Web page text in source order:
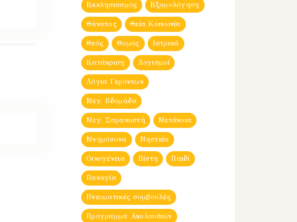
Εκκλησιασμός Εξομολόγηση
Θάνατος Θεία Κοινωνία
Θεός Θυμός Ιατρικά
Κατάκριση Λογισμοί
Λόγια Γερόντων
Μεγ. Βδομἀδα
Μεγ. Σαρακοστή Μετάνοια
Μνημόσυνα Νηστεία
Οικογένεια Πίστη Παιδί
Παναγία
Πνευματικές συμβουλές
Πρόγραμμα Ακολουθιών